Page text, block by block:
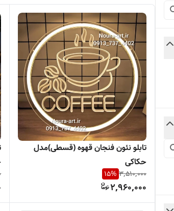
تابلو نئون فنجان قهوه (قسطی)مدل
حکاکی
3,510,000
15%
2,960,000